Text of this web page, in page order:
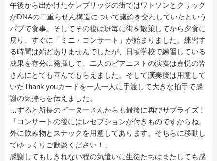
午後から出かけたケンブリッジの街ではワトソンとクリック
がDNAの二重らせん構造について議論を交わしていたという
パブで食事。そしてその後は班毎に街を散策してから夕食に
戻り、すぐに「ミニ・コンサート」が始まりました。練習す
る時間は殆どありませんでしたが、日頃学校で練習している
成果を存分に発揮して、二人のピアニストの演奏は嘉悦の皆
さんにとても喜んでもらえました。そして演奏後は用意して
いたThank youカードを一人一人に手渡して大きな拍手で感
謝の気持ちを伝えました。
…すると所長のピーターさんからも最後に再びサプライズ！
「コンサートの後にはレセプションが付きものですからね。
外に飲み物とスナックを用意してあります。そちらに移動し
てゆっくりご歓談ください！」
感謝してもしきれない程の気遣いに生徒たちはまたしても感